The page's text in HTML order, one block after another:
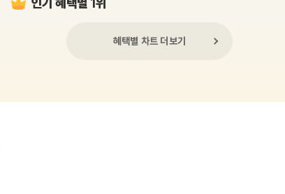
혜택별 차트 더보기